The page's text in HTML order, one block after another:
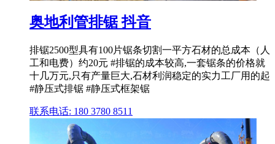
奥地利管排锯 抖音
排锯2500型具有100片锯条切割一平方石材的总成本（人
工和电费）约20元 #排锯的成本较高,一套锯条的价格就
十几万元,只有产量巨大,石材利润稳定的实力工厂用的起
#静压式排锯 #静压式框架锯
联系电话: 180 3780 8511